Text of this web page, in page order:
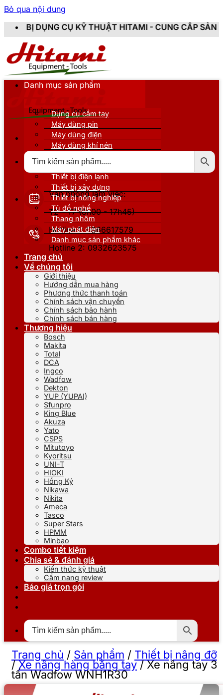
Bỏ qua nội dung
KỸ THUẬT HITAMI - CUNG CẤP SẢN PHẨM CHÍNH
Văn phòng làm việc:
T2 - T7 (8h00 - 17h45)
Hotline 1: 0866617579
Hotline 2: 0932623575
Danh mục sản phẩm
Dụng cụ cầm tay
Máy dùng pin
Máy dùng điện
Máy dùng khí nén
Thiết bị nâng đỡ
Thiết bị điện lạnh
Thiết bị xây dựng
Thiết bị nông nghiệp
Tủ đồ nghề
Thang nhôm
Máy phát điện
Danh mục sản phẩm khác
Trang chủ
Về chúng tôi
Giới thiệu
Hướng dẫn mua hàng
Phương thức thanh toán
Chính sách vận chuyển
Chính sách bảo hành
Chính sách bán hàng
Thương hiệu
Bosch
Makita
Total
DCA
Ingco
Wadfow
Dekton
YUP (YUPAI)
Sfunpro
King Blue
Akuza
Yato
CSPS
Mitutoyo
Kyoritsu
UNI-T
HIOKI
Hồng Ký
Nikawa
Nikita
Ameca
Tasco
Super Stars
HPMM
Minbao
Combo tiết kiệm
Chia sẻ & đánh giá
Kiến thức kỹ thuật
Cẩm nang review
Báo giá trọn gói
Trang chủ / Sản phẩm / Thiết bị nâng đỡ
/Xe nâng hàng bằng tay/Xe nâng tay 3
tấn Wadfow WNH1R30